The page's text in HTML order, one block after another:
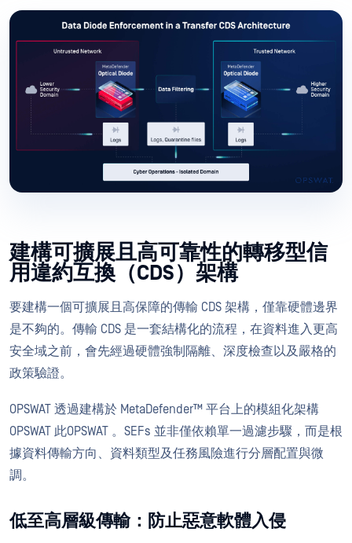
建構可擴展且高可靠性的轉移型信
用違約互換（CDS）架構
要建構一個可擴展且高保障的傳輸 CDS 架構，僅靠硬體邊界
是不夠的。傳輸 CDS 是一套結構化的流程，在資料進入更高
安全域之前，會先經過硬體強制隔離、深度檢查以及嚴格的
政策驗證。
OPSWAT 透過建構於 MetaDefender™ 平台上的模組化架構
OPSWAT 此OPSWAT 。SEFs 並非僅依賴單一過濾步驟，而是根
據資料傳輸方向、資料類型及任務風險進行分層配置與微
調。
低至高層級傳輸：防止惡意軟體入侵